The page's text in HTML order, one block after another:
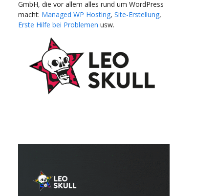
GmbH, die vor allem alles rund um WordPress
macht: Managed WP Hosting, Site-Erstellung,
Erste Hilfe bei Problemen usw.